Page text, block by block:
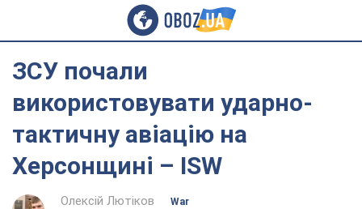
ЗСУ почали
використовувати ударно-
тактичну авіацію на
Херсонщині – ISW
Олексій Лютіков
War